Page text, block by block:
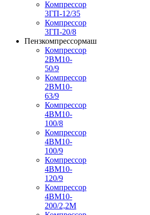
Компрессор
3ГП-12/35
Компрессор
3ГП-20/8
Пензкомпрессормаш
Компрессор
2ВМ10-
50/9
Компрессор
2ВМ10-
63/9
Компрессор
4ВМ10-
100/8
Компрессор
4ВМ10-
100/9
Компрессор
4ВМ10-
120/9
Компрессор
4ВМ10-
200/2,2М